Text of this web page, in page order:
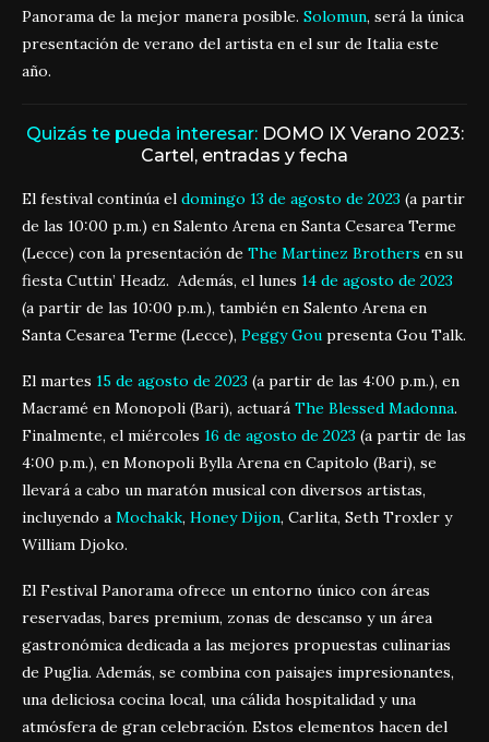
Panorama de la mejor manera posible. Solomun, será la única
presentación de verano del artista en el sur de Italia este
año.
Quizás te pueda interesar: DOMO IX Verano 2023:
Cartel, entradas y fecha
El festival continúa el domingo 13 de agosto de 2023 (a partir
de las 10:00 p.m.) en Salento Arena en Santa Cesarea Terme
(Lecce) con la presentación de The Martinez Brothers en su
fiesta Cuttin’ Headz. Además, el lunes 14 de agosto de 2023
(a partir de las 10:00 p.m.), también en Salento Arena en
Santa Cesarea Terme (Lecce), Peggy Gou presenta Gou Talk.
El martes 15 de agosto de 2023 (a partir de las 4:00 p.m.), en
Macramé en Monopoli (Bari), actuará The Blessed Madonna.
Finalmente, el miércoles 16 de agosto de 2023 (a partir de las
4:00 p.m.), en Monopoli Bylla Arena en Capitolo (Bari), se
llevará a cabo un maratón musical con diversos artistas,
incluyendo a Mochakk, Honey Dijon, Carlita, Seth Troxler y
William Djoko.
El Festival Panorama ofrece un entorno único con áreas
reservadas, bares premium, zonas de descanso y un área
gastronómica dedicada a las mejores propuestas culinarias
de Puglia. Además, se combina con paisajes impresionantes,
una deliciosa cocina local, una cálida hospitalidad y una
atmósfera de gran celebración. Estos elementos hacen del